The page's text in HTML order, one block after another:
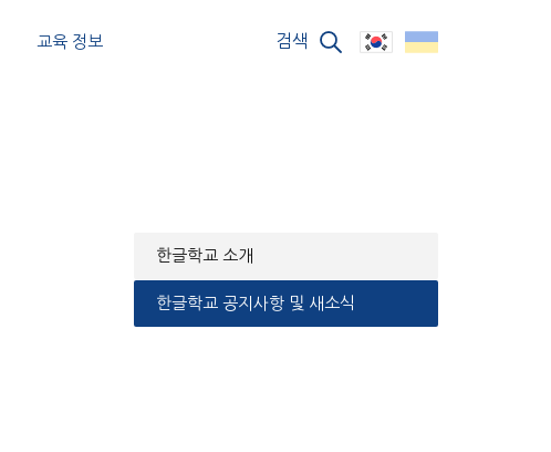
교육 정보 검색
한글학교 소개
한글학교 공지사항 및 새소식